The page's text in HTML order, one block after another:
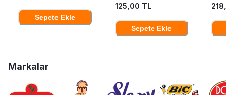
Sepete Ekle
125,00 TL
Sepete Ekle
Markalar